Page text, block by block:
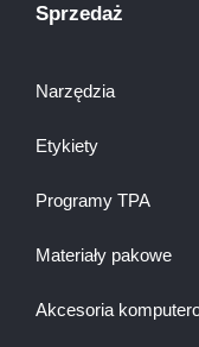
Sprzedaż
Narzędzia
Etykiety
Programy TPA
Materiały pakowe
Akcesoria